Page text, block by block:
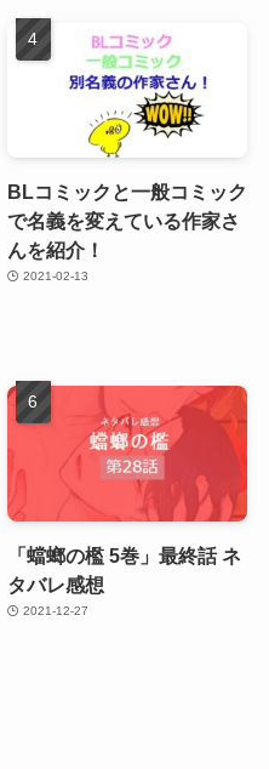
BLコミックと一般コミック
で名義を変えている作家さ
んを紹介！
2021-02-13
「蟷螂の檻 5巻」最終話 ネ
タバレ感想
2021-12-27